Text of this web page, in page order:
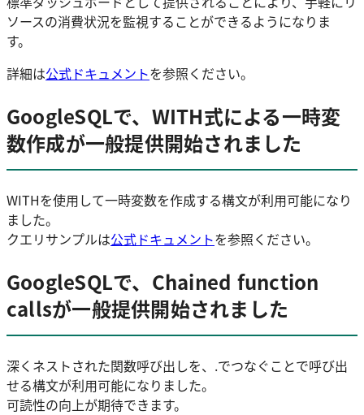
ソースの消費状況を監視することができるようになりま
す。
詳細は公式ドキュメントを参照ください。
GoogleSQLで、WITH式による一時変
数作成が一般提供開始されました
WITHを使用して一時変数を作成する構文が利用可能になり
ました。
クエリサンプルは公式ドキュメントを参照ください。
GoogleSQLで、Chained function
callsが一般提供開始されました
深くネストされた関数呼び出しを、.でつなぐことで呼び出
せる構文が利用可能になりました。
可読性の向上が期待できます。